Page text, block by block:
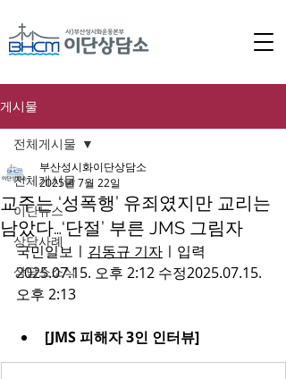
게시물
전체게시물
이단뉴스
상담사례
상담소소식
전체게시물
교주는 ‘성폭행’ 유죄였지만 교리는
남았다…‘단절’ 부른 JMS 그림자
부산성시화이단상담소
2025년 7월 22일
국민일보ㅣ 김동규 기자 ㅣ입력
2025.07.15. 오후 2:12 수정2025.07.15.
오후 2:13
[JMS 피해자 3인 인터뷰]